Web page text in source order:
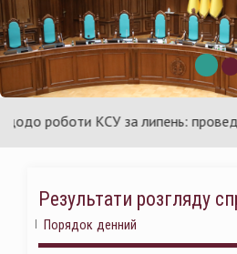
роботи КСУ за липень: проведено
Результати розгляду
Порядок денний